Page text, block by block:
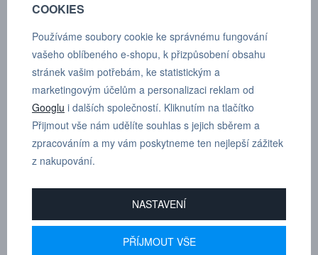
Kat.číslo: 10 974 4327
Spojka M45x1,5
Kat.číslo: 10 974 1558
na objednávku
COOKIES
Používáme soubory cookie ke správnému fungování
vašeho oblíbeného e-shopu, k přizpůsobení obsahu
stránek vašim potřebám, ke statistickým a
marketingovým účelům a personalizaci reklam od
Googlu i dalších společností. Kliknutím na tlačítko
Přijmout vše nám udělíte souhlas s jejich sběrem a
zpracováním a my vám poskytneme ten nejlepší zážitek
z nakupování.
NASTAVENÍ
PŘÍJMOUT VŠE